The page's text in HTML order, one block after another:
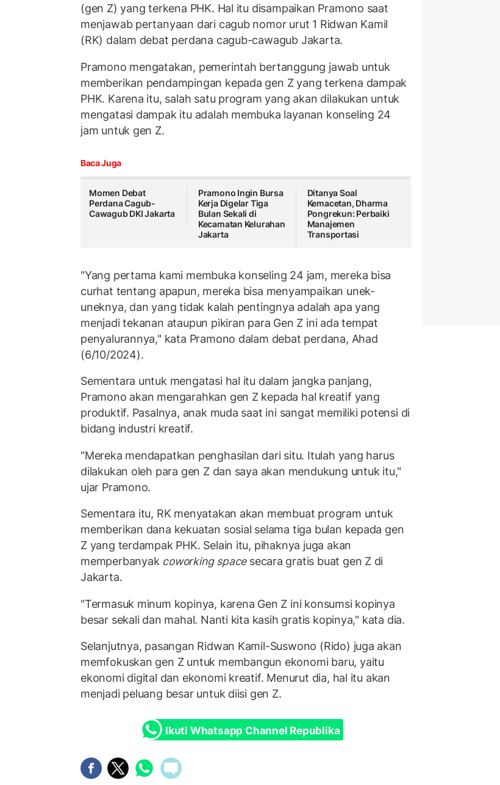
(gen Z) yang terkena PHK. Hal itu disampaikan Pramono saat
menjawab pertanyaan dari cagub nomor urut 1 Ridwan Kamil
(RK) dalam debat perdana cagub-cawagub Jakarta.
Pramono mengatakan, pemerintah bertanggung jawab untuk
memberikan pendampingan kepada gen Z yang terkena dampak
PHK. Karena itu, salah satu program yang akan dilakukan untuk
mengatasi dampak itu adalah membuka layanan konseling 24
jam untuk gen Z.
Baca Juga
Momen Debat
Perdana Cagub-
Cawagub DKI Jakarta
Pramono Ingin Bursa
Kerja Digelar Tiga
Bulan Sekali di
Kecamatan Kelurahan
Jakarta
Ditanya Soal
Kemacetan, Dharma
Pongrekun: Perbaiki
Manajemen
Transportasi
"Yang pertama kami membuka konseling 24 jam, mereka bisa
curhat tentang apapun, mereka bisa menyampaikan unek-
uneknya, dan yang tidak kalah pentingnya adalah apa yang
menjadi tekanan ataupun pikiran para Gen Z ini ada tempat
penyalurannya," kata Pramono dalam debat perdana, Ahad
(6/10/2024).
Sementara untuk mengatasi hal itu dalam jangka panjang,
Pramono akan mengarahkan gen Z kepada hal kreatif yang
produktif. Pasalnya, anak muda saat ini sangat memiliki potensi di
bidang industri kreatif.
"Mereka mendapatkan penghasilan dari situ. Itulah yang harus
dilakukan oleh para gen Z dan saya akan mendukung untuk itu,"
ujar Pramono.
Sementara itu, RK menyatakan akan membuat program untuk
memberikan dana kekuatan sosial selama tiga bulan kepada gen
Z yang terdampak PHK. Selain itu, pihaknya juga akan
memperbanyak coworking spacesecara gratis buat gen Z di
Jakarta.
"Termasuk minum kopinya, karena Gen Z ini konsumsi kopinya
besar sekali dan mahal. Nanti kita kasih gratis kopinya," kata dia.
Selanjutnya, pasangan Ridwan Kamil-Suswono (Rido) juga akan
memfokuskan gen Z untuk membangun ekonomi baru, yaitu
ekonomi digital dan ekonomi kreatif. Menurut dia, hal itu akan
menjadi peluang besar untuk diisi gen Z.
Ikuti Whatsapp Channel Republika